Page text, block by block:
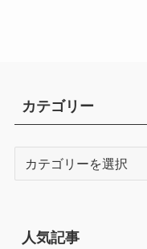
カテゴリー
ー人気記事